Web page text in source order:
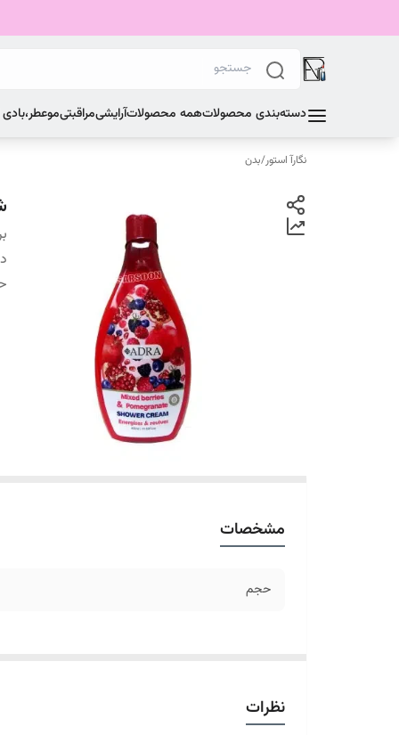
دسته‌بندی محصولاتهمه محصولاتآرایشیمراقبتیمو
نگارآ استور/بدن
مشخصات
حجم
نظرات